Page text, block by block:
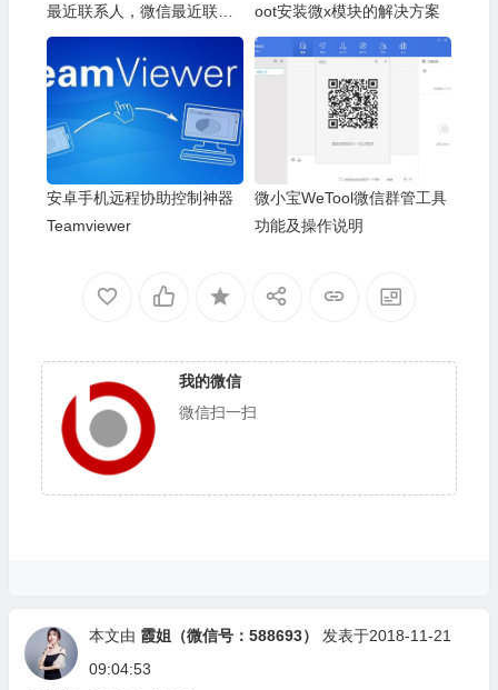
最近联系人，微信最近联系
人空白
oot安装微x模块的解决方案
安卓手机远程协助控制神器
Teamviewer
微小宝WeTool微信群管工具
功能及操作说明
我的微信
微信扫一扫
本文由 霞姐（微信号：588693）
发表于2018-11-21
09:04:53